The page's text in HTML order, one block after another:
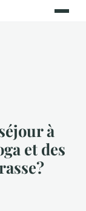
à
et des